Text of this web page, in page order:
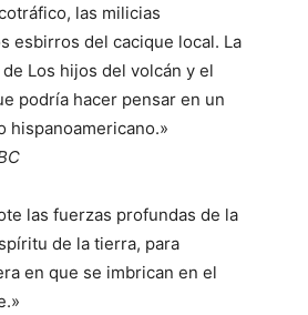
las milicias
esbirros del cacique local. La
Los hijos del volcán y el
podría hacer pensar en un
hispanoamericano.»
las fuerzas profundas de la
de la tierra, para
en que se imbrican en el